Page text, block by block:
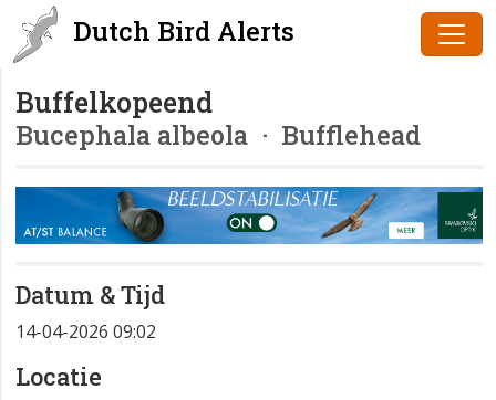
Dutch Bird Alerts
Buffelkopeend
Bucephala albeola · Bufflehead
Datum & Tijd
14-04-2026 09:02
Locatie